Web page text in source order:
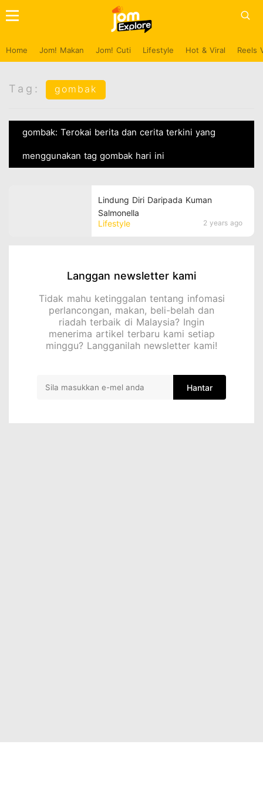
Home Jom! Makan Jom! Cuti Lifestyle Hot & Viral Reels
Tag: gombak
gombak: Terokai berita dan cerita terkini yang
menggunakan tag gombak hari ini
Lifestyle 2 years ago
Lindung Diri Daripada Kuman
Salmonella
Langgan newsletter kami
Tidak mahu ketinggalan tentang infomasi
perlancongan, makan, beli-belah dan
riadah terbaik di Malaysia? Ingin
menerima artikel terbaru kami setiap
minggu? Langganilah newsletter kami!
Hantar